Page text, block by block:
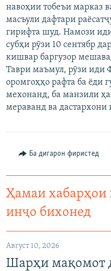
ГУЗОРИШҲОИ РАДИОӢ
Русский
ПАЙГИРӢ КУНЕД
Ҳамаи сомонаҳои RFE/
навоҳии тобеъи марказ
масъули дафтари
гирифта шуд. Намози
субҳи рӯзи 10 сентябр
кишвар баргузор
Таври маъмул, рӯзи иди
оромгоҳҳо рафта ба ёди
мехонанд, ба манзили
мераванд ва
Ба дигарон фиристед
Ҳамаи хабарҳои
инҷо бихонед
Август 10, 2026
Шарҳи мақомот